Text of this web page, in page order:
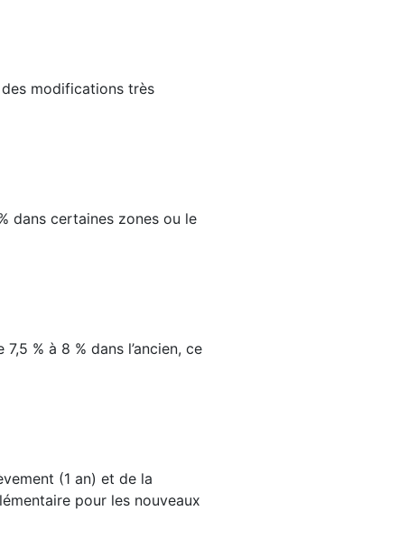
modifications très
dans certaines zones ou le
% à 8 % dans l’ancien, ce
(1 an) et de la
pour les nouveaux